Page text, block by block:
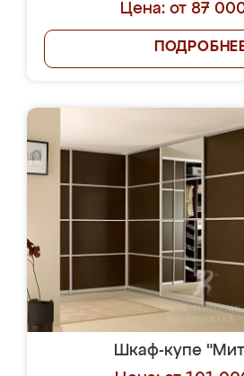
Цена: от 87
Шкаф-купе